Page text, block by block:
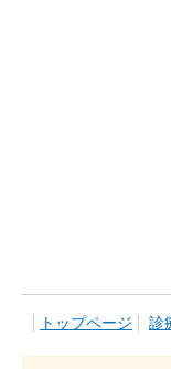
トップページ 診